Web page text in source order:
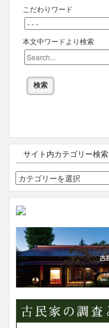
こだわりワード
本文中ワードより検索
サイト内カテゴリー検索
サ
イ
ト
内
カ
テ
ゴ
リ
ー
検